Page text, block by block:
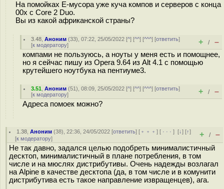
На помойках E-мусора уже куча компов и серверов с конца
00х с Core 2 Duo.
Вы из какой африканской страны?
3.48 ,Аноним (33), 07:22, 25/05/2022 [^] [^^] [^^^] [ответить]
[к модератору] + / –
компами не пользуюсь, а ноуты у меня есть и помощнее,
но я сейчас пишу из Opera 9.64 из Alt 4.1 с помощью
крутейшего ноутбука на пентиуме3.
3.51 ,Аноним (51), 08:09, 25/05/2022 [^] [^^] [^^^] [ответить]
[к модератору] + / –
Адреса помоек можно?
1.38 ,Аноним (38), 22:36, 24/05/2022 [ответить] [ ﹢﹢﹢] [ · · ·][↓] [↑]
[к модератору] + / –
Не так давно, задался целью подобреть минималистичный
десктоп, минималистичный в плане потребления, в том
числе и на мюслях дистрибутивы. Очень надежды возлагал
на Alpine в качестве десктопа (да, в том числе и в комунити
дистрибутива есть такое направление извращенцев), ага.